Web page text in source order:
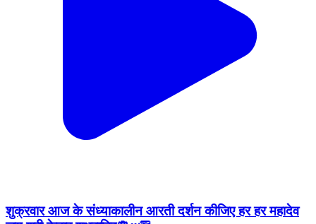
शुक्रवार आज के संध्याकालीन आरती दर्शन कीजिए हर हर महादेव